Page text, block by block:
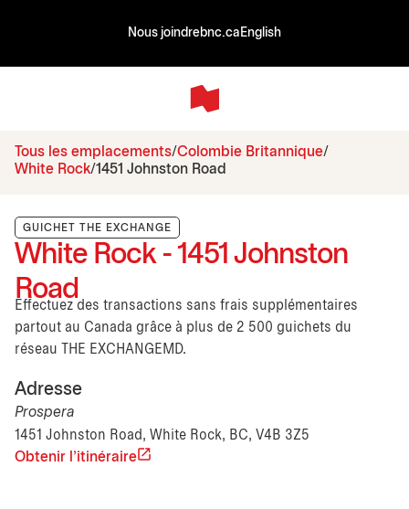
Nous joindrebnc.ca English
Tous les emplacements Colombie Britannique
White Rock 1451 Johnston Road
GUICHET THE EXCHANGE
White Rock - 1451 Johnston
Road
Effectuez des transactions sans frais supplémentaires
partout au Canada grâce à plus de 2 500 guichets du
réseau THE EXCHANGEMD.
Adresse
Prospera
1451 Johnston Road, White Rock, BC, V4B 3Z5
Obtenir l'itinéraire